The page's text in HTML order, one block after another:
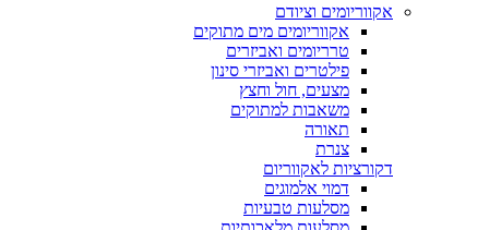
אקווריומים וציודם
אקווריומים מים מתוקים
טרריומים ואביזרים
פילטרים ואביזרי סינון
מצעים, חול וחצץ
משאבות למתוקים
תאורה
צנרת
דקורציות לאקווריום
דמוי אלמוגים
מסלעות טבעיות